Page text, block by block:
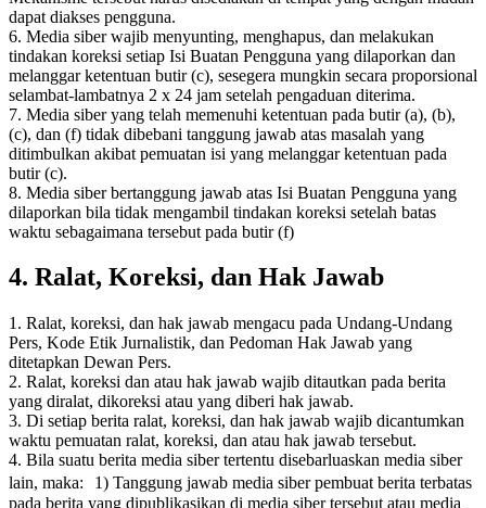
dapat diakses pengguna.
6. Media siber wajib menyunting, menghapus, dan melakukan
tindakan koreksi setiap Isi Buatan Pengguna yang dilaporkan dan
melanggar ketentuan butir (c), sesegera mungkin secara proporsional
selambat-lambatnya 2 x 24 jam setelah pengaduan diterima.
7. Media siber yang telah memenuhi ketentuan pada butir (a), (b),
(c), dan (f) tidak dibebani tanggung jawab atas masalah yang
ditimbulkan akibat pemuatan isi yang melanggar ketentuan pada
butir (c).
8. Media siber bertanggung jawab atas Isi Buatan Pengguna yang
dilaporkan bila tidak mengambil tindakan koreksi setelah batas
waktu sebagaimana tersebut pada butir (f)
4. Ralat, Koreksi, dan Hak Jawab
1. Ralat, koreksi, dan hak jawab mengacu pada Undang-Undang
Pers, Kode Etik Jurnalistik, dan Pedoman Hak Jawab yang
ditetapkan Dewan Pers.
2. Ralat, koreksi dan atau hak jawab wajib ditautkan pada berita
yang diralat, dikoreksi atau yang diberi hak jawab.
3. Di setiap berita ralat, koreksi, dan hak jawab wajib dicantumkan
waktu pemuatan ralat, koreksi, dan atau hak jawab tersebut.
4. Bila suatu berita media siber tertentu disebarluaskan media siber
lain, maka: 1) Tanggung jawab media siber pembuat berita terbatas
pada berita yang dipublikasikan di media siber tersebut atau media